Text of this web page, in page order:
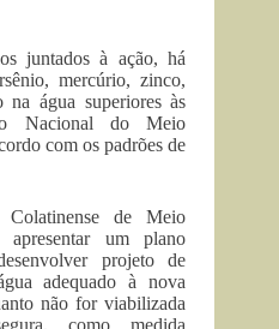
juntados à ação, há
mercúrio, zinco,
na água superiores às
Nacional do Meio
com os padrões de
de Meio
apresentar um plano
projeto de
adequado à nova
não for viabilizada